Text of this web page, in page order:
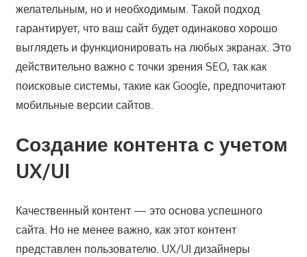
желательным, но и необходимым. Такой подход
гарантирует, что ваш сайт будет одинаково хорошо
выглядеть и функционировать на любых экранах. Это
действительно важно с точки зрения SEO, так как
поисковые системы, такие как Google, предпочитают
мобильные версии сайтов.
Создание контента с учетом
UX/UI
Качественный контент — это основа успешного
сайта. Но не менее важно, как этот контент
представлен пользователю. UX/UI дизайнеры